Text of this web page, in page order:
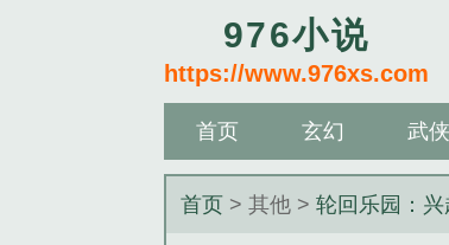
976小说
https://www.976xs.com
首页 玄幻 武侠
首页 > 其他 >轮回乐园：